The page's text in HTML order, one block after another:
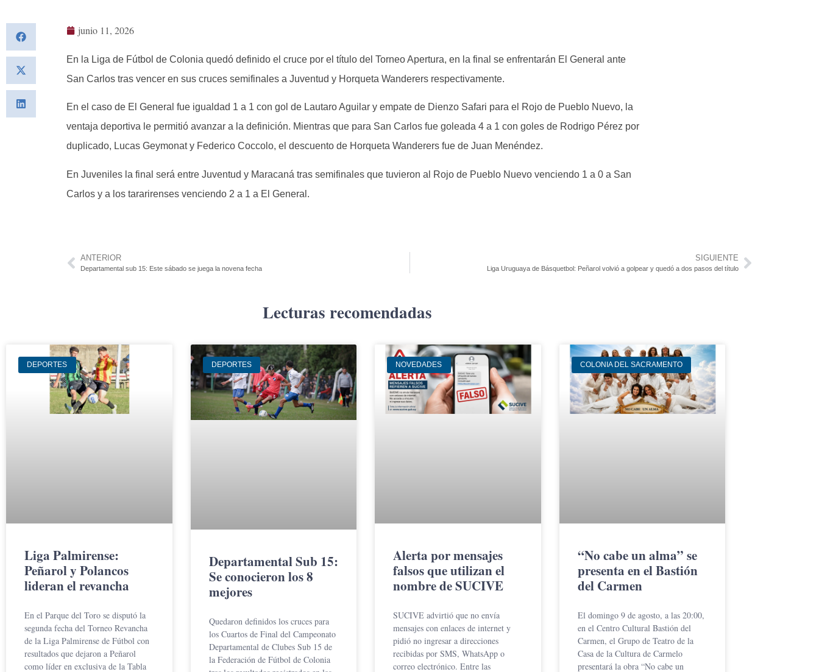
junio 11, 2026
En la Liga de Fútbol de Colonia quedó definido el cruce por el título del Torneo Apertura, en la final se enfrentarán El General ante
San Carlos tras vencer en sus cruces semifinales a Juventud y Horqueta Wanderers respectivamente.
En el caso de El General fue igualdad 1 a 1 con gol de Lautaro Aguilar y empate de Dienzo Safari para el Rojo de Pueblo Nuevo, la
ventaja deportiva le permitió avanzar a la definición. Mientras que para San Carlos fue goleada 4 a 1 con goles de Rodrigo Pérez por
duplicado, Lucas Geymonat y Federico Coccolo, el descuento de Horqueta Wanderers fue de Juan Menéndez.
En Juveniles la final será entre Juventud y Maracaná tras semifinales que tuvieron al Rojo de Pueblo Nuevo venciendo 1 a 0 a San
Carlos y a los tararirenses venciendo 2 a 1 a El General.
ANTERIOR
Departamental sub 15: Este sábado se juega la novena fecha
SIGUIENTE
Liga Uruguaya de Básquetbol: Peñarol volvió a golpear y quedó a dos pasos del título
Lecturas recomendadas
DEPORTES
Liga Palmirense:
Peñarol y Polancos
lideran el revancha
En el Parque del Toro se disputó la
segunda fecha del Torneo Revancha
de la Liga Palmirense de Fútbol con
resultados que dejaron a Peñarol
como líder en exclusiva de la Tabla
DEPORTES
Departamental Sub 15:
Se conocieron los 8
mejores
Quedaron definidos los cruces para
los Cuartos de Final del Campeonato
Departamental de Clubes Sub 15 de
la Federación de Fútbol de Colonia
NOVEDADES
Alerta por mensajes
falsos que utilizan el
nombre de SUCIVE
SUCIVE advirtió que no envía
mensajes con enlaces de internet y
pidió no ingresar a direcciones
recibidas por SMS, WhatsApp o
correo electrónico. Entre las
COLONIA DEL SACRAMENTO
“No cabe un alma” se
presenta en el Bastión
del Carmen
El domingo 9 de agosto, a las 20:00,
en el Centro Cultural Bastión del
Carmen, el Grupo de Teatro de la
Casa de la Cultura de Carmelo
presentará la obra “No cabe un